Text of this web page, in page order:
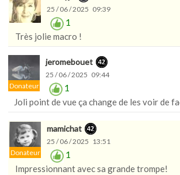
25 / 06 / 2025 09:39
1
Très jolie macro !
Donateur
jeromebouet
25 / 06 / 2025 09:44
1
Joli point de vue ça change de les voir de
Donateur
mamichat
25 / 06 / 2025 13:51
1
Impressionnant avec sa grande trompe!